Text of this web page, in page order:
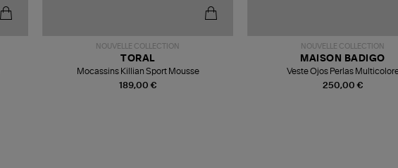
NOUVELLE COLLECTION
189,00 €
TORAL
Mocassins Killian Sport Mousse
NOUVELLE COLLECTION
250,00 €
MAISON BADIGO
Veste Ojos Perlas